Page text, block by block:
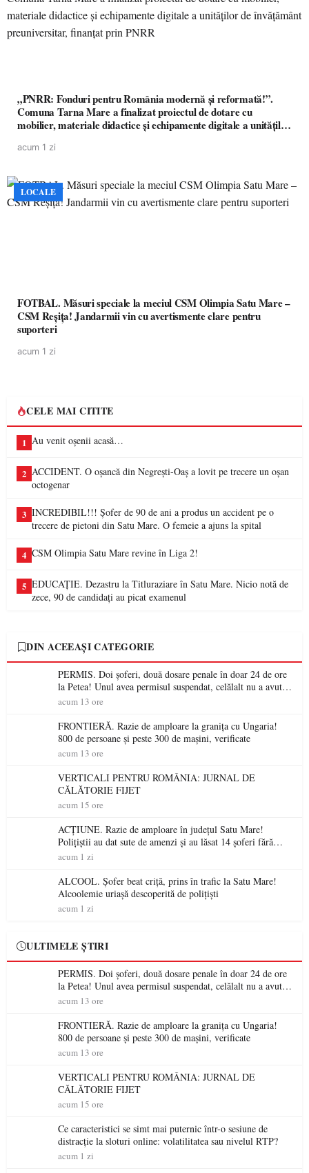
„PNRR: Fonduri pentru România modernă și reformată!”.
Comuna Tarna Mare a finalizat proiectul de dotare cu
mobilier, materiale didactice și echipamente digitale a unităților
acum 1 zi
LOCALE
FOTBAL. Măsuri speciale la meciul CSM Olimpia Satu Mare –
CSM Reșița! Jandarmii vin cu avertismente clare pentru
suporteri
acum 1 zi
CELE MAI CITITE
1 Au venit oșenii acasă…
2 ACCIDENT. O oșancă din Negrești-Oaș a lovit pe trecere un oșan
octogenar
3 INCREDIBIL!!! Șofer de 90 de ani a produs un accident pe o
trecere de pietoni din Satu Mare. O femeie a ajuns la spital
4 CSM Olimpia Satu Mare revine în Liga 2!
5 EDUCAȚIE. Dezastru la Titluraziare în Satu Mare. Nicio notă de
zece, 90 de candidați au picat examenul
DIN ACEEAȘI CATEGORIE
PERMIS. Doi șoferi, două dosare penale în doar 24 de ore
la Petea! Unul avea permisul suspendat, celălalt nu a avut
niciodată permis
acum 13 ore
FRONTIERĂ. Razie de amploare la granița cu Ungaria!
800 de persoane și peste 300 de mașini, verificate
acum 13 ore
VERTICALI PENTRU ROMÂNIA: JURNAL DE
CĂLĂTORIE FIJET
acum 15 ore
ACȚIUNE. Razie de amploare în județul Satu Mare!
Polițiștii au dat sute de amenzi și au lăsat 14 șoferi fără
permis într-o singură zi
acum 1 zi
ALCOOL. Șofer beat criță, prins în trafic la Satu Mare!
Alcoolemie uriașă descoperită de polițiști
acum 1 zi
ULTIMELE ȘTIRI
PERMIS. Doi șoferi, două dosare penale în doar 24 de ore
la Petea! Unul avea permisul suspendat, celălalt nu a avut
niciodată permis
acum 13 ore
FRONTIERĂ. Razie de amploare la granița cu Ungaria!
800 de persoane și peste 300 de mașini, verificate
acum 13 ore
VERTICALI PENTRU ROMÂNIA: JURNAL DE
CĂLĂTORIE FIJET
acum 15 ore
Ce caracteristici se simt mai puternic într-o sesiune de
distracție la sloturi online: volatilitatea sau nivelul RTP?
acum 1 zi